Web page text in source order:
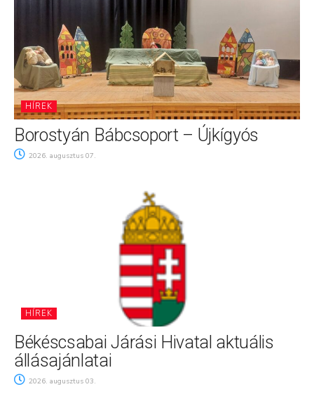
HÍREK
Borostyán Bábcsoport – Újkígyós
2026. augusztus 07.
HÍREK
Békéscsabai Járási Hivatal aktuális
állásajánlatai
2026. augusztus 03.